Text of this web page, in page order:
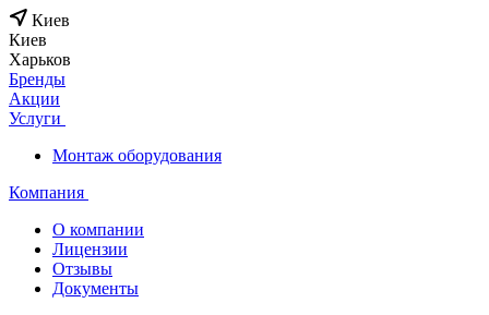
Киев
Киев
Харьков
Бренды
Акции
Услуги
Монтаж оборудования
Компания
О компании
Лицензии
Отзывы
Документы